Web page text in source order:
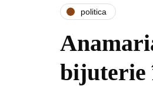
politica
bijuterie